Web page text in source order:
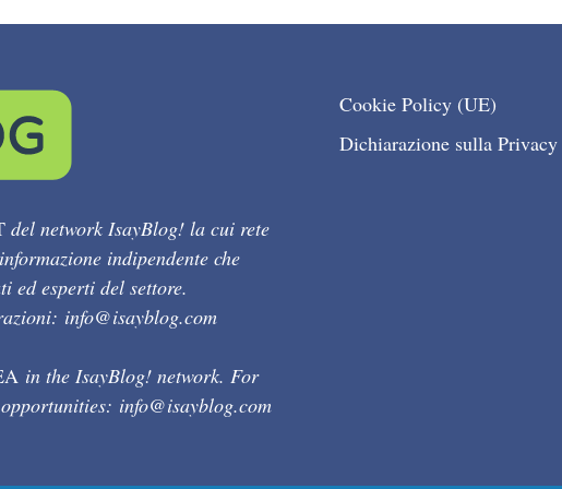
del network IsayBlog! la cui rete
indipendente che
ed esperti del settore.
info@isayblog.com
in the IsayBlog! network. For
info@isayblog.com
Cookie Policy (UE)
Dichiarazione sulla